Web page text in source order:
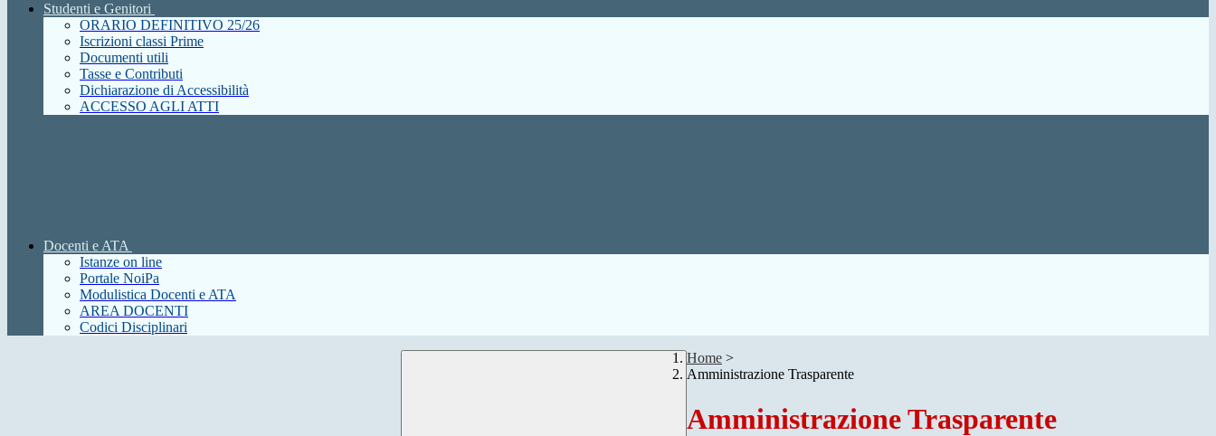
Studenti e Genitori
ORARIO DEFINITIVO 25/26
Iscrizioni classi Prime
Documenti utili
Tasse e Contributi
Dichiarazione di Accessibilità
ACCESSO AGLI ATTI
Docenti e ATA
Istanze on line
Portale NoiPa
Modulistica Docenti e ATA
AREA DOCENTI
Codici Disciplinari
Home >
Amministrazione Trasparente
Amministrazione Trasparente